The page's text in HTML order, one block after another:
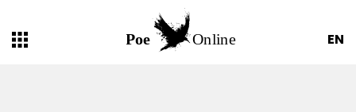
EN